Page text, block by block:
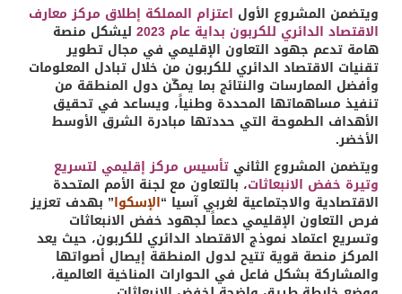
ويتضمن المشروع الأول اعتزام المملكة إطلاق مركز معارف
الاقتصاد الدائري للكربون بداية عام 2023 ليشكل منصة
هامة تدعم جهود التعاون الإقليمي في مجال تطوير
تقنيات الاقتصاد الدائري للكربون من خلال تبادل المعلومات
وأفضل الممارسات والنتائج بما يمكّن دول المنطقة من
تنفيذ مساهماتها المحددة وطنياً، ويساعد في تحقيق
الأهداف الطموحة التي حددتها مبادرة الشرق الأوسط
الأخضر.
ويتضمن المشروع الثاني تأسيس مركز إقليمي لتسريع
وتيرة خفض الانبعاثات، بالتعاون مع لجنة الأمم المتحدة
الاقتصادية والاجتماعية لغربي آسيا “الإسكوا” بهدف تعزيز
فرص التعاون الإقليمي دعماً لجهود خفض الانبعاثات
وتسريع اعتماد نموذج الاقتصاد الدائري للكربون، حيث يعد
المركز منصة قوية تتيح لدول المنطقة إيصال أصواتها
والمشاركة بشكل فاعل في الحوارات المناخية العالمية،